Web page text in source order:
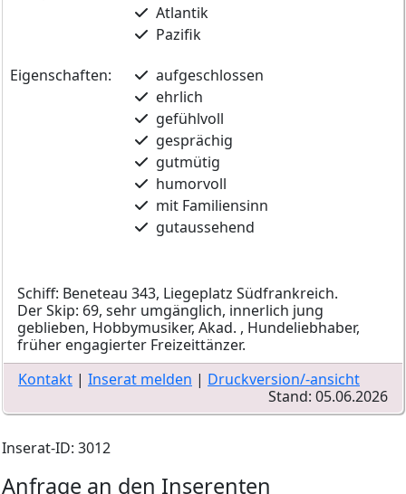
Atlantik
Pazifik
Eigenschaften:
aufgeschlossen
ehrlich
gefühlvoll
gesprächig
gutmütig
humorvoll
mit Familiensinn
gutaussehend
Schiff: Beneteau 343, Liegeplatz Südfrankreich.
Der Skip: 69, sehr umgänglich, innerlich jung
geblieben, Hobbymusiker, Akad. , Hundeliebhaber,
früher engagierter Freizeittänzer.
Kontakt | Inserat melden | Druckversion/-ansicht
Stand: 05.06.2026
Inserat-ID: 3012
Anfrage an den Inserenten